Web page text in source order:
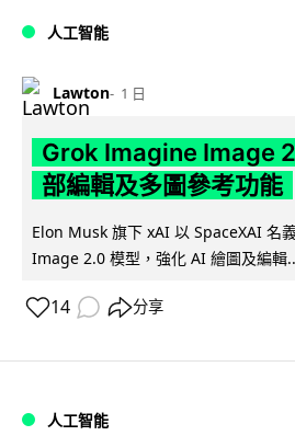
人工智能
Lawton 1 日
Grok Imagine Image
部編輯及多圖參考功能
Elon Musk 旗下 xAI 以 SpaceXAI 名
Image 2.0 模型，強化 AI 繪圖及編輯
14 分享
人工智能